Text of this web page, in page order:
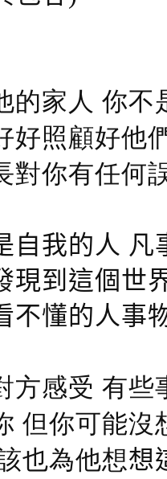
的家人 你
好照顧好他
對你有任何
自我的人
現到這個世
不懂的人事
方感受 有
但你可能
也為他想想